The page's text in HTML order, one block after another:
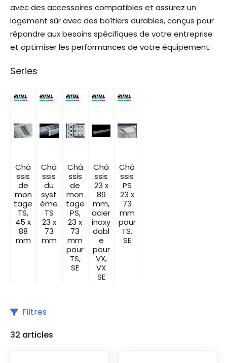
avec des accessoires compatibles et assurez un
logement sûr avec des boîtiers durables, conçus pour
répondre aux besoins spécifiques de votre entreprise
et optimiser les performances de votre équipement.
Series
Châ
ssis
de
mon
tage
TS,
45 x
88
mm
Châ
ssis
du
syst
ème
TS
23 x
73
mm
Châ
ssis
de
mon
tage
PS,
23 x
73
mm
pour
TS,
SE
Châ
ssis
23 x
89
mm,
acier
inoxy
dabl
e
pour
VX,
VX
SE
Châ
ssis
PS
23 x
73
mm
pour
TS,
SE
Filtres
32 articles